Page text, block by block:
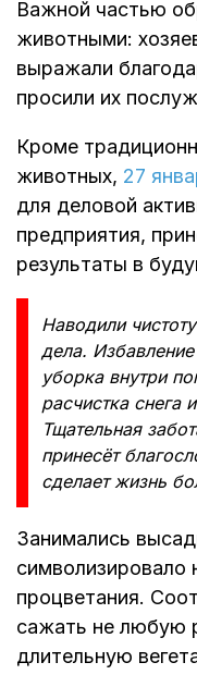
Важной частью
животными:
выражали
просили их
Кроме
животных, 27
для деловой
предприятия,
результаты в
Наводили
дела.
уборка внутри
расчистка снега
Тщательная
принесёт
сделает жизнь
Занимались
символизировало
процветания.
сажать не любую
длительную